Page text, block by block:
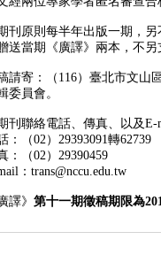
刊原則每半年出版一期，
送當期《廣譯》兩本，不另
請寄：（116）臺北市文山
委員會。
刊聯絡電話、傳真、以及E-
（02）29393091轉62739
（02）29390459
trans@nccu.edu.tw
譯》 第十一期徵稿期限為